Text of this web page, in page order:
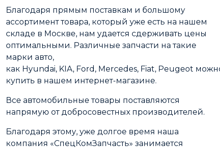
Благодаря прямым поставкам и большому
ассортимент товара, который уже есть на нашем
складе в Москве, нам удается сдерживать цены
оптимальными. Различные запчасти на такие
марки авто,
как Hyundai, KIA, Ford, Mercedes, Fiat, Peugeot
купить в нашем интернет-магазине.
Все автомобильные товары поставляются
напрямую от добросовестных производителей.
Благодаря этому, уже долгое время наша
компания «СпецКомЗапчасть» занимается